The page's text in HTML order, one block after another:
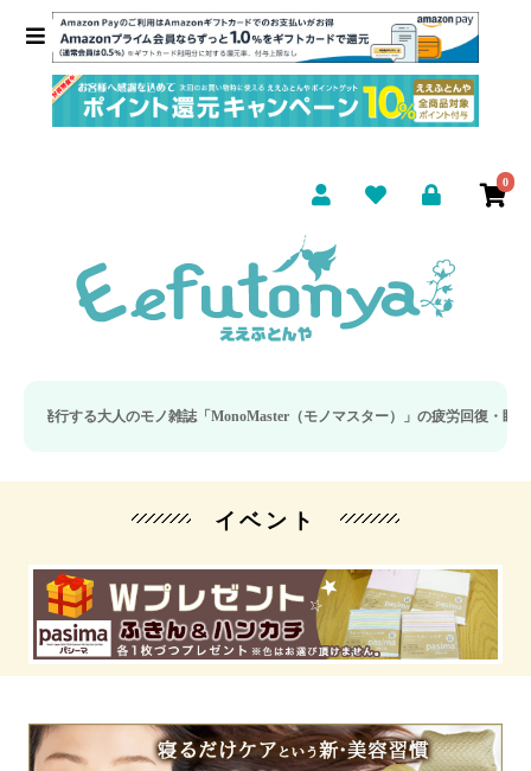
0
大人のモノ雑誌「MonoMaster（モノマスター）」の疲労回復・睡眠の向上特集
イベント